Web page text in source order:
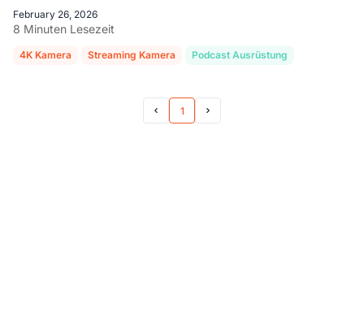
February 26, 2026
8 Minuten Lesezeit
4K Kamera Streaming Kamera Podcast Ausrüstung
Prev Page
1 Next Page